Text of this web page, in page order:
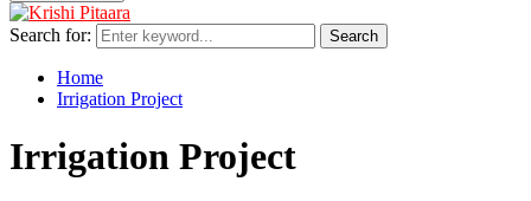
Search for: Search
Home
Irrigation Project
Irrigation Project